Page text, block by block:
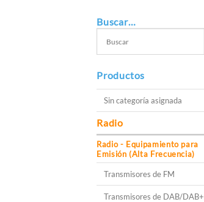
Buscar…
Productos
Sin categoría asignada
Radio
Radio - Equipamiento para
Emisión (Alta Frecuencia)
Transmisores de FM
Transmisores de DAB/DAB+